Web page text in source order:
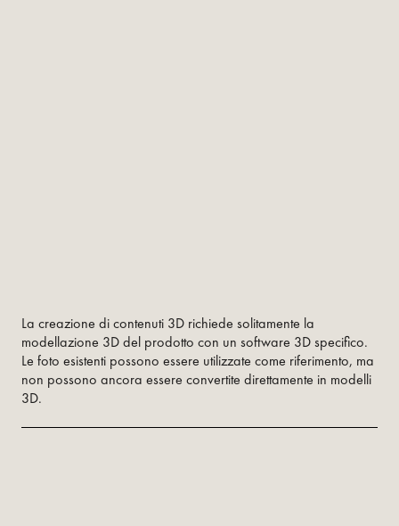
La creazione di contenuti 3D richiede solitamente la
modellazione 3D del prodotto con un software 3D specifico.
Le foto esistenti possono essere utilizzate come riferimento, ma
non possono ancora essere convertite direttamente in modelli
3D.